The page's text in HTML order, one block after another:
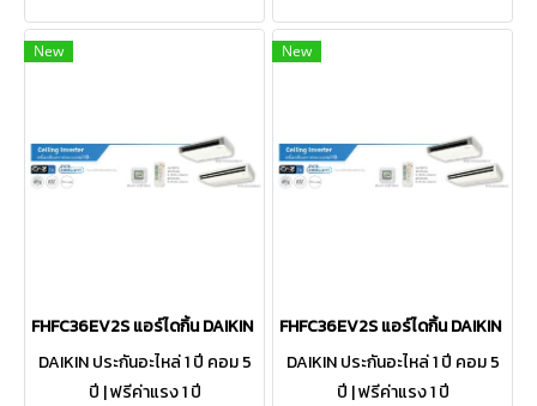
New
FHFC36EV2S แอร์ไดกิ้น DAIKIN รุ่น SkyAir Ceiling Standard
DAIKIN ประกันอะไหล่ 1 ปี คอม 5
ปี | ฟรีค่าแรง 1 ปี
New
FHFC36EV2S แอร์ไดกิ้น DAIKIN
DAIKIN ประกันอะไหล่ 1 ปี คอม 5
ปี | ฟรีค่าแรง 1 ปี